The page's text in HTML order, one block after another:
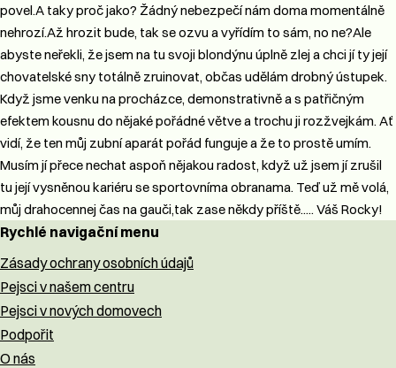
povel.​ A taky proč jako? Žádný nebezpečí nám doma momentálně
nehrozí.Až hrozit bude, tak se ozvu a vyřídím to sám, no ne?​ Ale
abyste neřekli, že jsem na tu svoji blondýnu úplně zlej a chci jí ty její
chovatelské sny totálně zruinovat, občas udělám drobný ústupek.
Když jsme venku na procházce, demonstrativně a s patřičným
efektem kousnu do nějaké pořádné větve a trochu ji rozžvejkám. Ať
vidí, že ten můj zubní aparát pořád funguje a že to prostě umím.​
Musím jí přece nechat aspoň nějakou radost, když už jsem jí zrušil
tu její vysněnou kariéru se sportovníma obranama. Teď už mě volá,
můj drahocennej čas na gauči,tak zase někdy příště..... Váš Rocky!
Rychlé navigační menu
Zásady ochrany osobních údajů
Pejsci v našem centru
Pejsci v nových domovech
Podpořit
O nás